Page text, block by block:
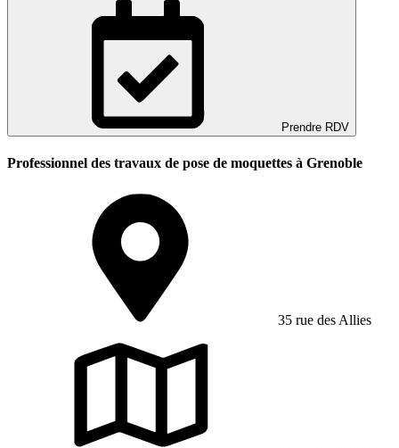
Prendre RDV
Professionnel des travaux de pose de moquettes à Grenoble
35 rue des Allies